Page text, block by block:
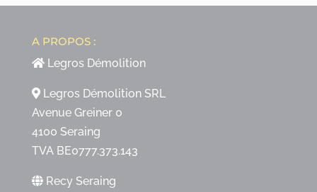
A PROPOS :
Legros Démolition
Legros Démolition SRL
Avenue Greiner 0
4100 Seraing
TVA BE0777.373.143
Recy Seraing